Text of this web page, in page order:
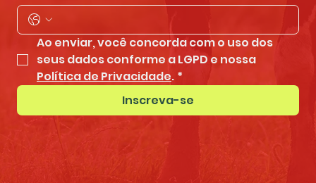
Ao enviar, você concorda com o uso dos
Política de Privacidade. *
Inscreva-se